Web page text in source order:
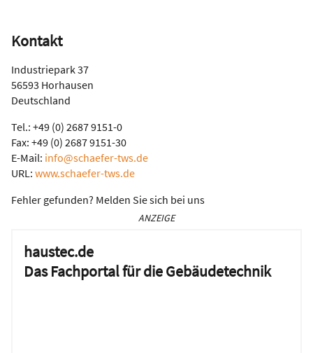
Kontakt
Industriepark 37
56593 Horhausen
Deutschland
Tel.: +49 (0) 2687 9151-0
Fax: +49 (0) 2687 9151-30
E-Mail: info@schaefer-tws.de
URL: www.schaefer-tws.de
Fehler gefunden? Melden Sie sich bei uns
ANZEIGE
haustec.de
Das Fachportal für die Gebäudetechnik